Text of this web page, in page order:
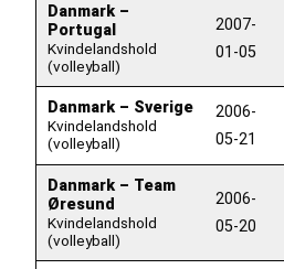
Danmark –
Portugal
Kvindelandshold
(volleyball)
2007-
01-05
Danmark – Sverige
Kvindelandshold
(volleyball)
2006-
05-21
Danmark – Team
Øresund
Kvindelandshold
(volleyball)
2006-
05-20